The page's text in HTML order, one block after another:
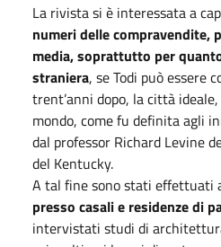
La rivista si è interessata a
numeri delle compravendite,
media, soprattutto per
straniera, se Todi può essere
trent’anni dopo, la città
mondo, come fu definita agli
dal professor Richard Levine
del Kentucky.
A tal fine sono stati effettuati
presso casali e residenze di
intervistati studi di